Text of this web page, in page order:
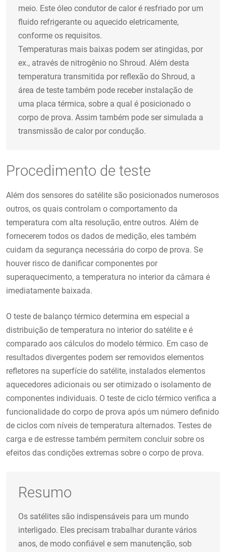
meio. Este óleo condutor de calor é resfriado por um
fluido refrigerante ou aquecido eletricamente,
conforme os requisitos.
Temperaturas mais baixas podem ser atingidas, por
ex., através de nitrogênio no Shroud. Além desta
temperatura transmitida por reflexão do Shroud, a
área de teste também pode receber instalação de
uma placa térmica, sobre a qual é posicionado o
corpo de prova. Assim também pode ser simulada a
transmissão de calor por condução.
Procedimento de teste
Além dos sensores do satélite são posicionados numerosos
outros, os quais controlam o comportamento da
temperatura com alta resolução, entre outros. Além de
fornecerem todos os dados de medição, eles também
cuidam da segurança necessária do corpo de prova. Se
houver risco de danificar componentes por
superaquecimento, a temperatura no interior da câmara é
imediatamente baixada.
O teste de balanço térmico determina em especial a
distribuição de temperatura no interior do satélite e é
comparado aos cálculos do modelo térmico. Em caso de
resultados divergentes podem ser removidos elementos
refletores na superfície do satélite, instalados elementos
aquecedores adicionais ou ser otimizado o isolamento de
componentes individuais. O teste de ciclo térmico verifica a
funcionalidade do corpo de prova após um número definido
de ciclos com níveis de temperatura alternados. Testes de
carga e de estresse também permitem concluir sobre os
efeitos das condições extremas sobre o corpo de prova.
Resumo
Os satélites são indispensáveis para um mundo
interligado. Eles precisam trabalhar durante vários
anos, de modo confiável e sem manutenção, sob